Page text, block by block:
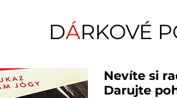
DÁRKOVÉ
Nevíte si
Darujte